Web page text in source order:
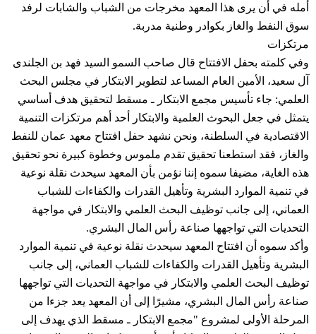
أمله في أن يرى هذا المعهد مخرجات من الشباب والشابات لرفد
سوق النفط والغاز بكوادر وطنية مدربة.
مرتكزات
وفي كلمته بحفل الافتتاح قال صاحب السمو السيد فهد بن الجلندى
آل سعيد، الأمين العام المساعد لتطوير الابتكار في مجلس البحث
العلمي: جاء تأسيس مجمع الابتكار ـ مسقط لتحقيق هدف أساسي
يتمثل في جعل البحوث العلمية والابتكار أحد أهم مرتكزات التنمية
الاقتصادية في السلطنة، ونحن نشهد حفل افتتاح معهد عمان للنفط
والغاز، فقد استطعنا تحقيق تقدم ملموس وخطوة كبيرة نحو تحقيق
هذه الغاية، مضيفا سموه إننا نؤمن بأن المعهد سيحدث نقلة نوعية
في تنمية الموارد البشرية وتأهيل القدرات والكفاءات للشباب
العماني، إلى جانب توظيف البحث العلمي والابتكار في مواجهة
التحديات التي تواجهها صناعة رأس المال البشري.
وأكد سموه أن افتتاح المعهد سيحدث نقلة نوعية في تنمية الموارد
البشرية وتأهيل القدرات والكفاءات للشباب العماني، إلى جانب
توظيف البحث العلمي والابتكار في مواجهة التحديات التي تواجهها
صناعة رأس المال البشري، مشيرًا إلى أن المعهد يعد جزءا من
المرحلة الأولى لمشروع "مجمع الابتكار ـ مسقط الذي يهدف إلى